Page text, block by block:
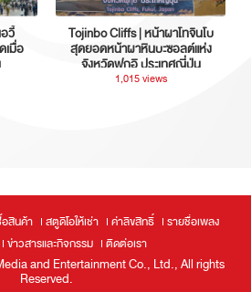
วี้
เมื่อ
Tojinbo Cliffs | หน้าผาโทจินโบ
สุดยอดหน้าผาหินบะซอลต์แห่ง
จังหวัดฟุกุอิ ประเทศญี่ปุ่น
1,015 views
สินค้า สตูดิโอให้เช่า ค่าลิขสิทธิ์
รายชื่อเพลง
ข่าวสารและกิจกรรม ติดต่อเรา
and Entertainment Co., Ltd., All rights
Reserved.